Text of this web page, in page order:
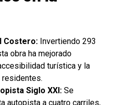
Costero: Invertiendo 293
obra ha mejorado
turística y la
Siglo XXI: Se
autopista a cuatro carriles,